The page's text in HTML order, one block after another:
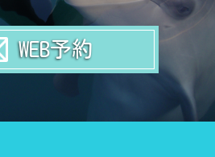
WEB予約